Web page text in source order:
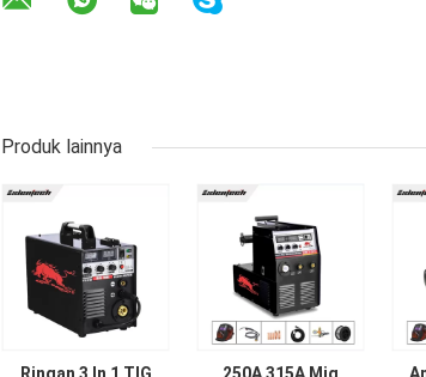
Produk lainnya